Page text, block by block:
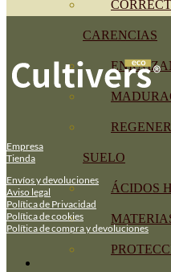
CARENCIAS
SUELO
ÁCIDOS
Empresa
Tienda
Envíos y devoluciones
Aviso legal
Política de Privacidad
Política de cookies
Política de compra y devoluciones